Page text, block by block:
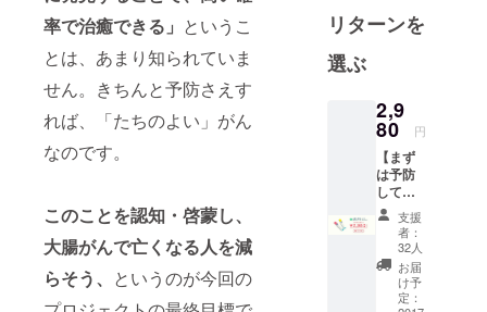
率で治癒できる」 というこ
とは、あまり知られていま
せん。きちんと予防さえす
れば、「たちのよい」がん
なのです。
このことを認知・啓蒙し、
大腸がんで亡くなる人を減
らそう、 というのが今回の
リターンを
選ぶ
2,9
80 円
【まず
は予防
してみ
よ
う！
プ検査
キッ
ト 1個
セッ
支援
者：
32人
お届
け予
定：